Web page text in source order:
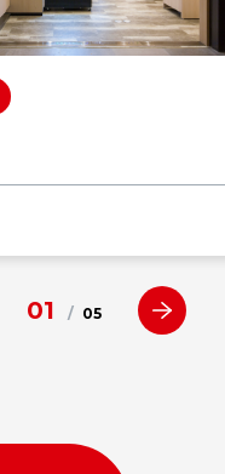
01 / 05